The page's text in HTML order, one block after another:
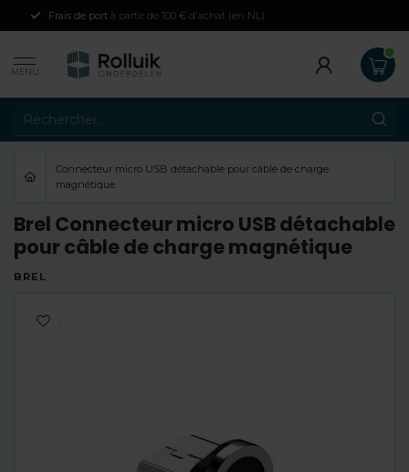
Frais de port à partir de 100 € d'achat (en NL)
MENU
Connecteur micro USB détachable pour câble de charge
magnétique
Brel Connecteur micro USB détachable
pour câble de charge magnétique
BREL